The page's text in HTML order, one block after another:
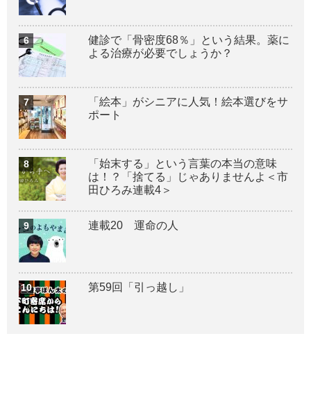
健診で「骨密度68％」という結果。薬に
よる治療が必要でしょうか？
「絵本」がシニアに人気！絵本選びをサ
ポート
「始末する」という言葉の本当の意味
は！？「捨てる」じゃありませんよ＜市
田ひろみ連載4＞
連載20 運命の人
第59回「引っ越し」